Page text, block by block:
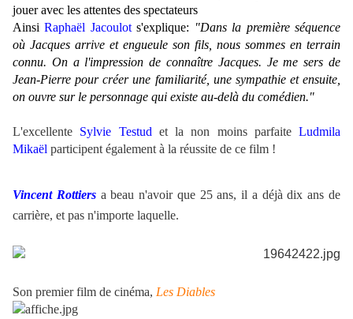
jouer avec les attentes des spectateurs
AinsiRaphaël Jacoulots'explique: "Dans la première séquence
où Jacques arrive et engueule son fils, nous sommes en terrain
connu. On a l'impression de connaître Jacques. Je me sers de
Jean-Pierre pour créer une familiarité, une sympathie et ensuite,
on ouvre sur le personnage qui existe au-delà du comédien."
L'excellente Sylvie Testud et la non moins parfaite Ludmila
Mikaël participent également à la réussite de ce film !
Vincent Rottiers a beau n'avoir que 25 ans, il a déjà dix ans de
carrière, et pas n'importe laquelle.
Son premier film de cinéma, Les Diables